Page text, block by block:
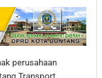
perusahaan
Transport.